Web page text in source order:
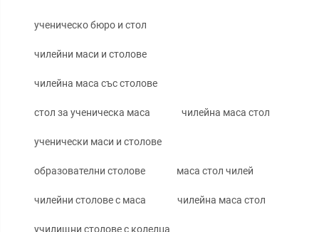
ученическо бюро и стол
чилейни маси и столове
чилейна маса със столове
стол за ученическа маса чилейна маса стол
ученически маси и столове
образователни столове маса стол чилей
чилейни столове с маса чилейна маса стол
училищни столове с колелца